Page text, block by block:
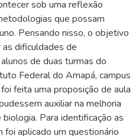
sob uma reflexão
que possam
Pensando nisso, o objetivo
dificuldades de
de duas turmas do
Federal do Amapá, campus
feita uma proposição de aula
auxiliar na melhoria
Para identificação as
aplicado um questionário